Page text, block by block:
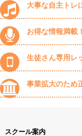
大事な自主トレ
お得な情報満載
生徒さん専用レ
事業拡大のため
スクール案内